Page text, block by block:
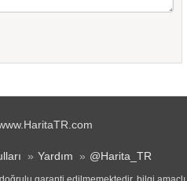
Yardım @Harita_TR